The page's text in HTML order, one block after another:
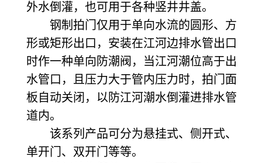
外水倒灌，也可用于各种竖井井盖。
钢制拍门仅用于单向水流的圆形、方
形或矩形出口，安装在江河边排水管出口
时作一种单向防潮阀，当江河潮位高于出
水管口，且压力大于管内压力时，拍门面
板自动关闭，以防江河潮水倒灌进排水管
道内。
该系列产品可分为悬挂式、侧开式、
单开门、双开门等等。